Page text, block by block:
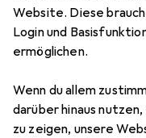
Website. Diese
Login und
ermöglichen.
Wenn du allem
darüber hinaus
zu zeigen, unsere
Produkte Forum